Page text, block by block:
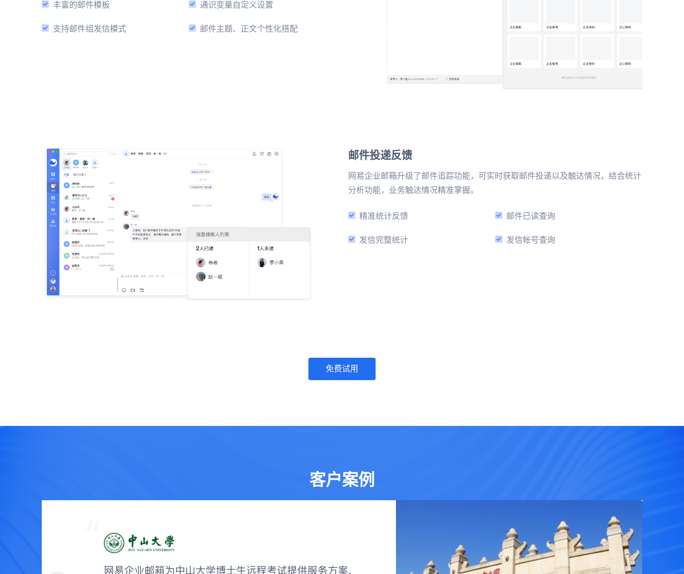
丰富的邮件模板 通识变量自定义设置
支持邮件组发信模式 邮件主题、正文个性化搭配
邮件投递反馈
网易企业邮箱升级了邮件追踪功能，可实时获取邮件投递以及触达情况，结合统计
分析功能，业务触达情况精准掌握。
精准统计反馈 邮件已读查询
发信完整统计 发信帐号查询
免费试用
客户案例